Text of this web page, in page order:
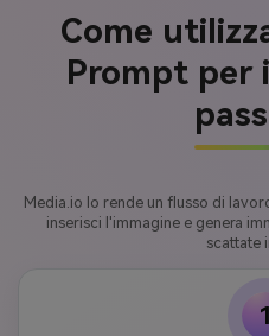
Come
Prompt per
Media.io lo rende un flusso di
inserisci l'immagine e genera
scattate
1